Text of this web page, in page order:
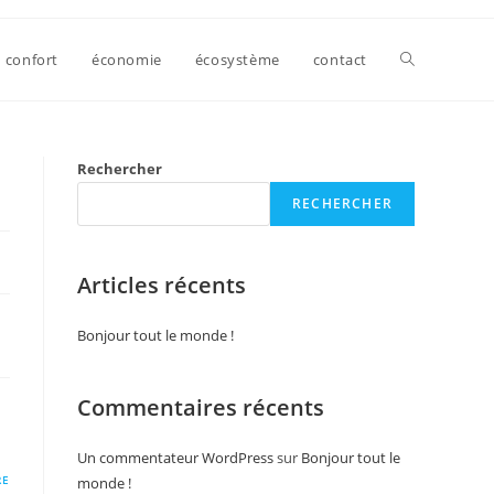
confort économie écosystème contact
Rechercher
RECHERCHER
Articles récents
Bonjour tout le monde !
Commentaires récents
Un commentateur WordPresssur Bonjour tout le
monde !